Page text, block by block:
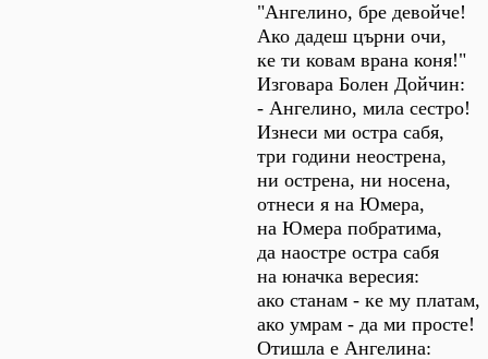
"Ангелино, бре девойче!
Ако дадеш църни очи,
ке ти ковам врана коня!"
Изговара Болен Дойчин:
- Ангелино, мила сестро!
Изнеси ми остра сабя,
три години неострена,
ни острена, ни носена,
отнеси я на Юмера,
на Юмера побратима,
да наостре остра сабя
на юначка вересия:
ако станам - ке му платам,
ако умрам - да ми просте!
Отишла е Ангелина: